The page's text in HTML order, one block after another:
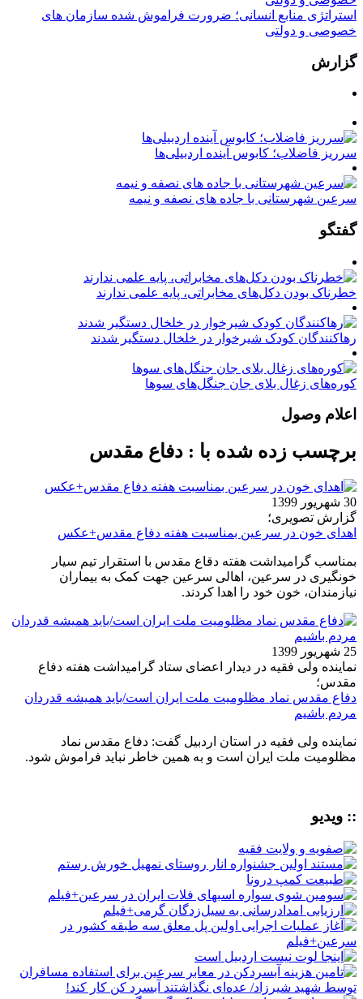
استراتژی منابع انسانی؛ ضرورت فراموش شده سازمان های
خصوصی و دولتی
گزارش
سرریز فاضلاب؛ کابوس آینده اردبیلی‌ها
سرعین شهرستانی با جاده های نصفه و نیمه
گفتگو
خطرناک بودن دکل‌های مخابراتی، پایه علمی ندارند
رهاکنندگان کودک شیرخوار در خلخال دستگیر شدند
کوره‌های زغال بلای جان جنگل‌های سوها
اعلام وصول
برچسب زده شده با : دفاع مقدس
30 شهریور 1399
گزارش تصویری؛
اهدای خون در سرعین بمناسبت هفته دفاع مقدس+عکس
بمناسب گرامیداشت هفته دقاع مقدس با استقرار تیم سیار
خونگیری در سرعین، اهالی سرعین جهت کمک به بیماران
نیازمندان، خون خود را اهدا کردند.
25 شهریور 1399
نماینده ولی فقیه در دیدار اعضای ستاد گرامیداشت هفته دفاع
مقدس؛
دفاع مقدس نماد مظلومیت ملت ایران است/باید همیشه قدردان
مردم باشیم
نماینده ولی فقیه در استان اردبیل گفت: دفاع مقدس نماد
مظلومیت ملت ایران است و به همین خاطر نباید فراموش شود.
:: ویدیو